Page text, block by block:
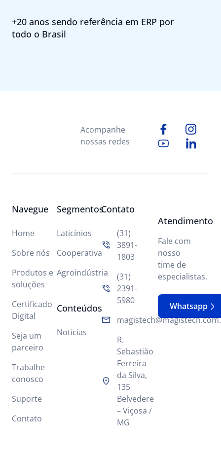
+20 anos sendo referência em ERP por
todo o Brasil
Acompanhe
nossas redes
Navegue
Home
Sobre nós
Produtos e
soluções
Certificado
Digital
Seja um
parceiro
Trabalhe
conosco
Suporte
Contato
Segmentos
Laticínios
Cooperativa
Agroindústria
Conteúdos
Notícias
Contato
(31)
3891-
1803
(31)
2391-
5980
R.
Sebastião
Ferreira
da Silva,
135
Belvedere
– Viçosa /
MG
Atendimento
Fale com
nosso
time de
especialistas.
Whatsapp